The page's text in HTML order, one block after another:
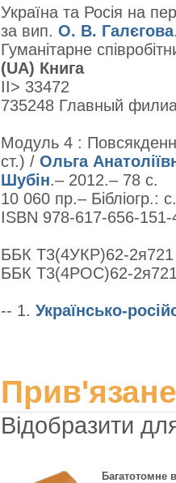
Україна та Росія на
за вип. О. В. Галєгова
Гуманітарне
(UA) Книга
II> 33472
735248 Главный
Модуль 4 :
ст.) / Ольга
Шубін.– 2012.– 78 с.
10 060 пр.– Бібліогр.:
ISBN 978-617-656-
ББК Т3(4УКР)62-2я721
ББК Т3(4РОС)62-
-- 1. Українсько-
Відобразити
Багатотомне